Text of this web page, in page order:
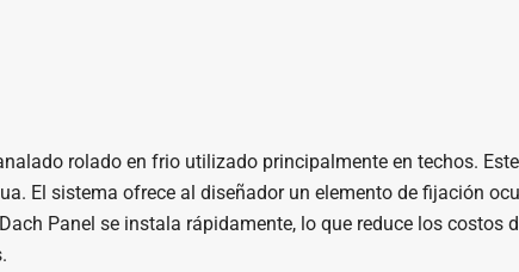
rolado en frio utilizado principalmente en techos.
El sistema ofrece al diseñador un elemento de fijación
Panel se instala rápidamente, lo que reduce los costos